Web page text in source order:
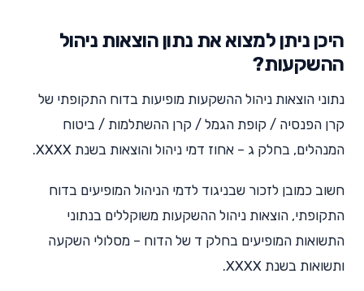
היכן ניתן למצוא את נתון הוצאות ניהול
ההשקעות?
נתוני הוצאות ניהול ההשקעות מופיעות בדוח התקופתי של
קרן הפנסיה / קופת הגמל / קרן ההשתלמות / ביטוח
המנהלים, בחלק ג – אחוז דמי ניהול והוצאות בשנת XXXX.
חשוב כמובן לזכור שבניגוד לדמי הניהול המופיעים בדוח
התקופתי, הוצאות ניהול ההשקעות משוקללים בנתוני
התשואות המופיעים בחלק ד של הדוח – מסלולי השקעה
ותשואות בשנת XXXX.